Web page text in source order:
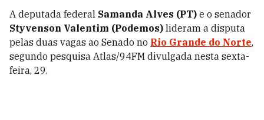
A deputada federal Samanda Alves (PT) e o senador
Styvenson Valentim (Podemos) lideram a disputa
pelas duas vagas ao Senado no Rio Grande do Norte,
segundo pesquisa Atlas/94FM divulgada nesta sexta-
feira, 29.